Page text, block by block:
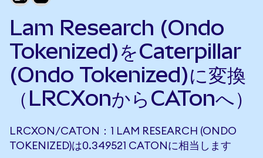
Lam Research (Ondo
Tokenized)をCaterpillar
(Ondo Tokenized)に変換
（LRCXonからCATonへ）
LRCXON/CATON：1 LAM RESEARCH (ONDO
TOKENIZED)は0.349521 CATONに相当します